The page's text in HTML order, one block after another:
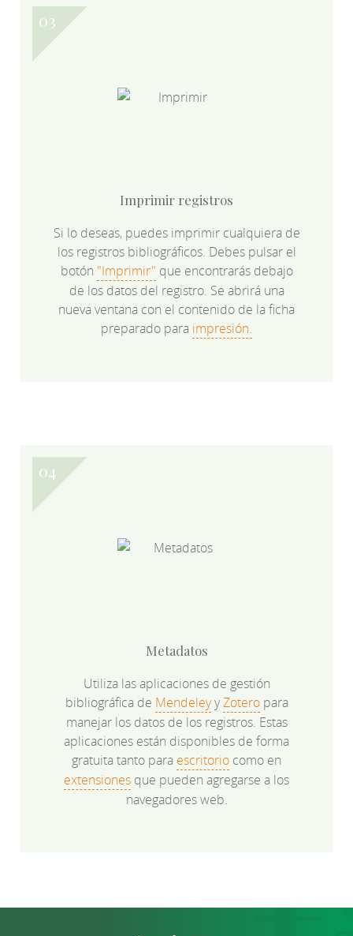
Imprimir registros
Si lo deseas, puedes imprimir cualquiera de
los registros bibliográficos. Debes pulsar el
botón "Imprimir" que encontrarás debajo
de los datos del registro. Se abrirá una
nueva ventana con el contenido de la ficha
preparado para impresión.
Metadatos
Utiliza las aplicaciones de gestión
bibliográfica de MendeleyyZoteropara
manejar los datos de los registros. Estas
aplicaciones están disponibles de forma
gratuita tanto para escritorio como en
extensiones que pueden agregarse a los
navegadores web.